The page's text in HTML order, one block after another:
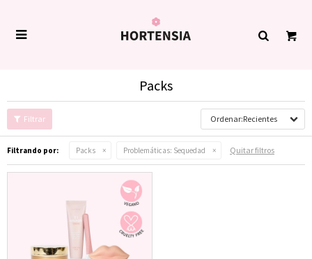

Packs
Recientes
Filtrando por: Packs Problemáticas: Sequedad Quitar filtros